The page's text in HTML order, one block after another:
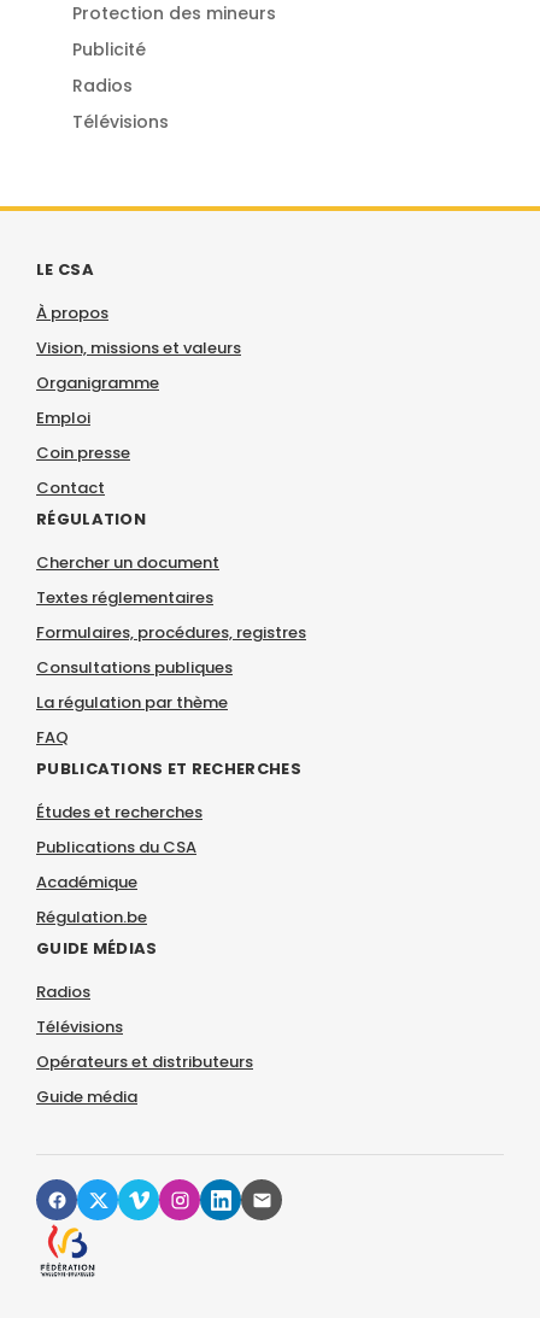
Protection des mineurs
Publicité
Radios
Télévisions
LE CSA
À propos
Vision, missions et valeurs
Organigramme
Emploi
Coin presse
Contact
RÉGULATION
Chercher un document
Textes réglementaires
Formulaires, procédures, registres
Consultations publiques
La régulation par thème
FAQ
PUBLICATIONS ET RECHERCHES
Études et recherches
Publications du CSA
Académique
Régulation.be
GUIDE MÉDIAS
Radios
Télévisions
Opérateurs et distributeurs
Guide média